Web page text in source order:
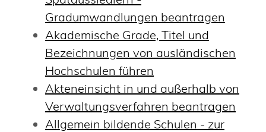
Gradumwandlungen beantragen
Akademische Grade, Titel und
Bezeichnungen von ausländischen
Hochschulen führen
Akteneinsicht in und außerhalb von
Verwaltungsverfahren beantragen
Allgemein bildende Schulen - zur